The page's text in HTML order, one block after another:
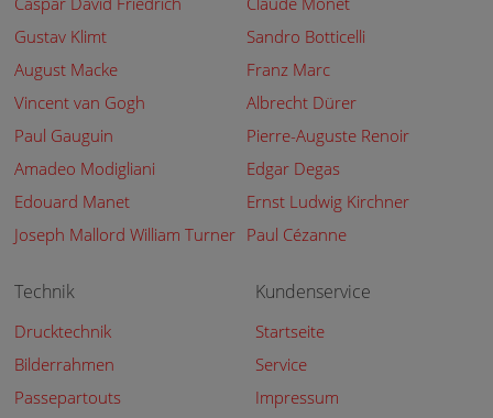
Gustav Klimt
Sandro Botticelli
August Macke
Franz Marc
Vincent van Gogh
Albrecht Dürer
Paul Gauguin
Pierre-Auguste Renoir
Amadeo Modigliani
Edgar Degas
Edouard Manet
Ernst Ludwig Kirchner
Joseph Mallord William Turner Paul Cézanne
Technik
Drucktechnik
Bilderrahmen
Passepartouts
Kundenservice
Startseite
Service
Impressum